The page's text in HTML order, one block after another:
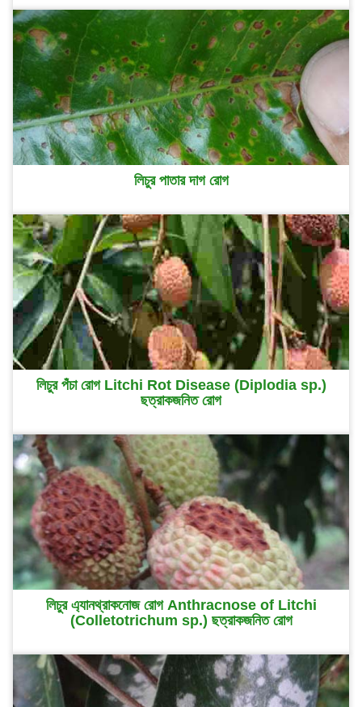
লিচুর পাতার দাগ রোগ
লিচুর পঁচা রোগ Litchi Rot Disease (Diplodia sp.)
ছত্রাকজনিত রোগ
লিচুর এ্যানথ্রাকনোজ রোগ Anthracnose of Litchi
(Colletotrichum sp.) ছত্রাকজনিত রোগ